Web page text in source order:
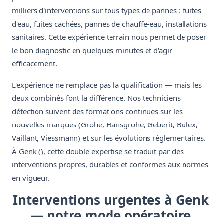
milliers d'interventions sur tous types de pannes : fuites
d'eau, fuites cachées, pannes de chauffe-eau, installations
sanitaires. Cette expérience terrain nous permet de poser
le bon diagnostic en quelques minutes et d'agir
efficacement.
L'expérience ne remplace pas la qualification — mais les
deux combinés font la différence. Nos techniciens
détection suivent des formations continues sur les
nouvelles marques (Grohe, Hansgrohe, Geberit, Bulex,
Vaillant, Viessmann) et sur les évolutions réglementaires.
À Genk (), cette double expertise se traduit par des
interventions propres, durables et conformes aux normes
en vigueur.
Interventions urgentes à Genk